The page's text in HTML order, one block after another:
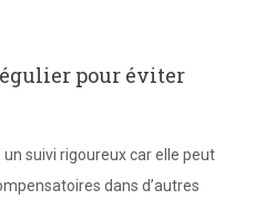
pour éviter
un suivi rigoureux car elle peut
dans d’autres